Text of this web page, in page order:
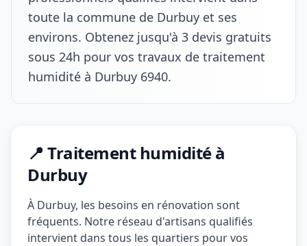
toute la commune de Durbuy et ses
environs. Obtenez jusqu'à 3 devis gratuits
sous 24h pour vos travaux de traitement
humidité à Durbuy 6940.
📍 Traitement humidité à
Durbuy
À Durbuy, les besoins en rénovation sont
fréquents. Notre réseau d'artisans qualifiés
intervient dans tous les quartiers pour vos